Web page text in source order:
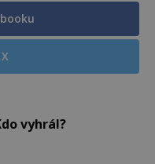
vyhrál?